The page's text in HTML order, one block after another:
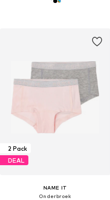
2 Pack
DEAL
NAME IT
Onderbroek